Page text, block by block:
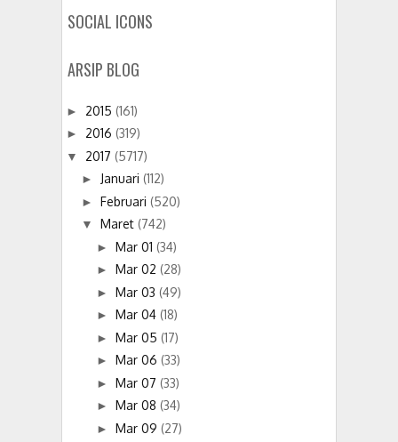
SOCIAL ICONS
ARSIP BLOG
► 2015 (161)
► 2016 (319)
▼ 2017 (5717)
► Januari (112)
► Februari (520)
▼ Maret (742)
► Mar 01 (34)
► Mar 02 (28)
► Mar 03 (49)
► Mar 04 (18)
► Mar 05 (17)
► Mar 06 (33)
► Mar 07 (33)
► Mar 08 (34)
► Mar 09 (27)